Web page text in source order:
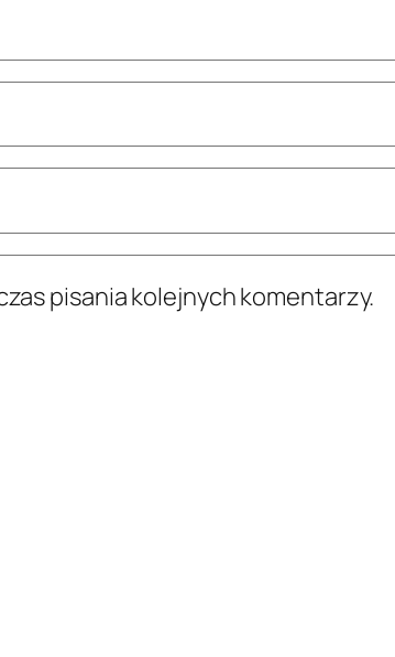
pisania kolejnych komentarzy.